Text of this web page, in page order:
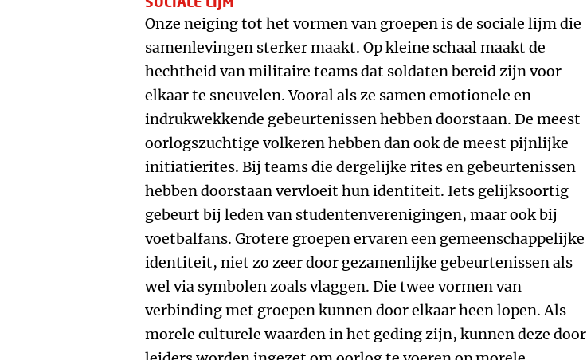
Onze neiging tot het vormen van groepen is de sociale lijm die
samenlevingen sterker maakt. Op kleine schaal maakt de
hechtheid van militaire teams dat soldaten bereid zijn voor
elkaar te sneuvelen. Vooral als ze samen emotionele en
indrukwekkende gebeurtenissen hebben doorstaan. De meest
oorlogszuchtige volkeren hebben dan ook de meest pijnlijke
initiatierites. Bij teams die dergelijke rites en gebeurtenissen
hebben doorstaan vervloeit hun identiteit. Iets gelijksoortig
gebeurt bij leden van studentenverenigingen, maar ook bij
voetbalfans. Grotere groepen ervaren een gemeenschappelijke
identiteit, niet zo zeer door gezamenlijke gebeurtenissen als
wel via symbolen zoals vlaggen. Die twee vormen van
verbinding met groepen kunnen door elkaar heen lopen. Als
morele culturele waarden in het geding zijn, kunnen deze door